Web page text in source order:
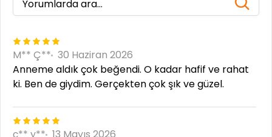
M** Ç** 30 Haziran 2026
Anneme aldık çok beğendi. O kadar hafif ve rahat
ki. Ben de giydim. Gerçekten çok şık ve güzel.